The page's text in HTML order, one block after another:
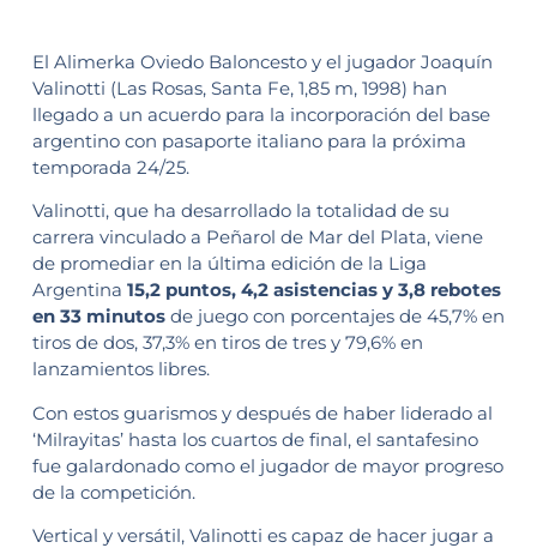
El Alimerka Oviedo Baloncesto y el jugador Joaquín
Valinotti (Las Rosas, Santa Fe, 1,85 m, 1998) han
llegado a un acuerdo para la incorporación del base
argentino con pasaporte italiano para la próxima
temporada 24/25.
Valinotti, que ha desarrollado la totalidad de su
carrera vinculado a Peñarol de Mar del Plata, viene
de promediar en la última edición de la Liga
Argentina 15,2 puntos, 4,2 asistencias y 3,8 rebotes
en 33 minutosde juego con porcentajes de 45,7% en
tiros de dos, 37,3% en tiros de tres y 79,6% en
lanzamientos libres.
Con estos guarismos y después de haber liderado al
‘Milrayitas’ hasta los cuartos de final, el santafesino
fue galardonado como el jugador de mayor progreso
de la competición.
Vertical y versátil, Valinotti es capaz de hacer jugar a